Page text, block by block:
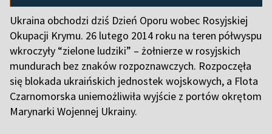
Ukraina obchodzi dziś Dzień Oporu wobec Rosyjskiej
Okupacji Krymu. 26 lutego 2014 roku na teren półwyspu
wkroczyły “zielone ludziki” – żołnierze w rosyjskich
mundurach bez znaków rozpoznawczych. Rozpoczęła
się blokada ukraińskich jednostek wojskowych, a Flota
Czarnomorska uniemożliwiła wyjście z portów okrętom
Marynarki Wojennej Ukrainy.